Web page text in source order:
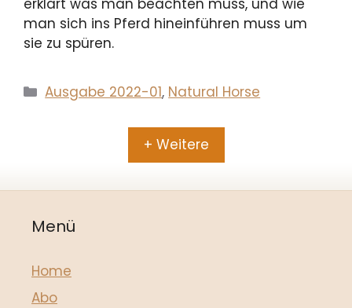
erklärt was man beachten muss, und wie
man sich ins Pferd hineinführen muss um
sie zu spüren.
Kategorien
Ausgabe 2022-01, Natural Horse
+ Weitere
Menü
Home
Abo